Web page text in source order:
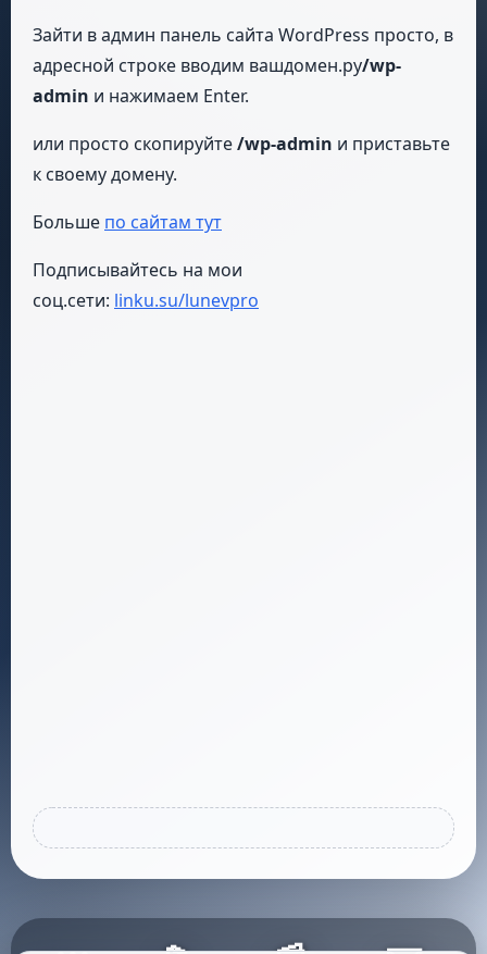
Зайти в админ панель сайта WordPress просто, в
адресной строке вводим вашдомен.ру/wp-
admin и нажимаем Enter.
или просто скопируйте/wp-admin и приставьте
к своему домену.
Больше по сайтам тут
Подписывайтесь на мои
соц.сети: linku.su/lunevpro